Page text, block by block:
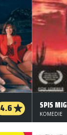
4.6 SPIS MIG
KOMEDIE